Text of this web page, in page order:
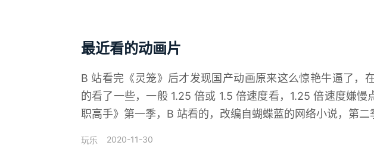
最近看的动画片
B 站看完《灵笼》后才发现国产动画原来这么惊艳牛逼了，
的看了一些，一般 1.25 倍或 1.5 倍速度看，1.25 倍速度嫌慢
职高手》第一季，B 站看的，改编自蝴蝶蓝的网络小说，第二
玩乐 2020-11-30